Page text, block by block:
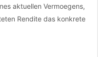
aktuellen Vermoegens,
Rendite das konkrete